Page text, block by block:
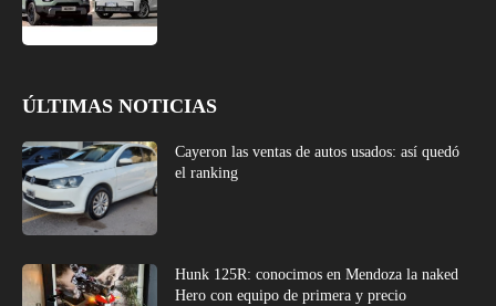
ÚLTIMAS NOTICIAS
Cayeron las ventas de autos usados: así quedó
el ranking
Hunk 125R: conocimos en Mendoza la naked
Hero con equipo de primera y precio